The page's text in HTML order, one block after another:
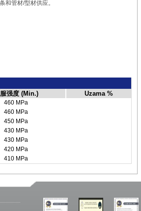
和管材/型材供应。
强度 (Min.) Uzama %
460 MPa
460 MPa
450 MPa
430 MPa
430 MPa
420 MPa
410 MPa